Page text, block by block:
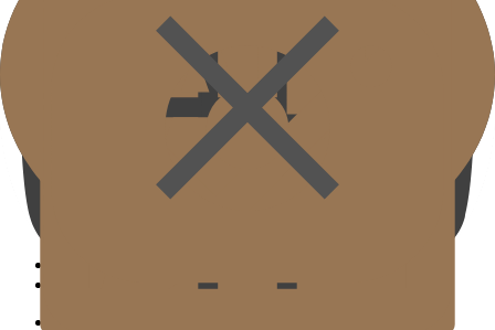
Клиникийн танилцуулга
Судалгаа ба хэвлэл